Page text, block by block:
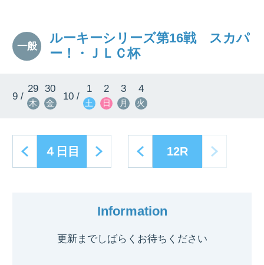
一般
ルーキーシリーズ第16戦 スカパ
ー！・ＪＬＣ杯
9 /
29
木
30
金
10 /
1
土
2
日
3
月
4
火
４日目
next prev 12R
next
Information
更新までしばらくお待ちください